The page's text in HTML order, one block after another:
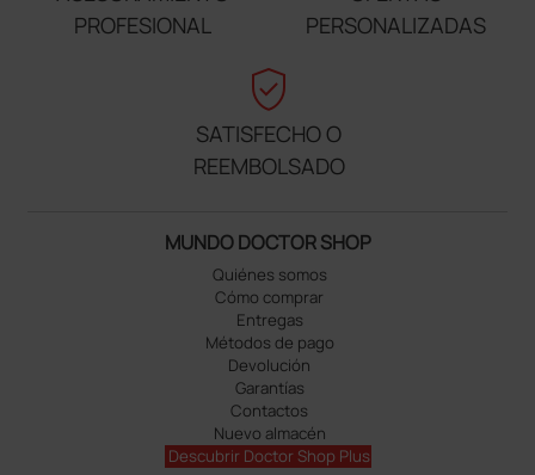
PROFESIONAL
PERSONALIZADAS
verified_user
SATISFECHO O
REEMBOLSADO
MUNDO DOCTOR SHOP
Quiénes somos
Cómo comprar
Entregas
Métodos de pago
Devolución
Garantías
Contactos
Nuevo almacén
Descubrir Doctor Shop Plus